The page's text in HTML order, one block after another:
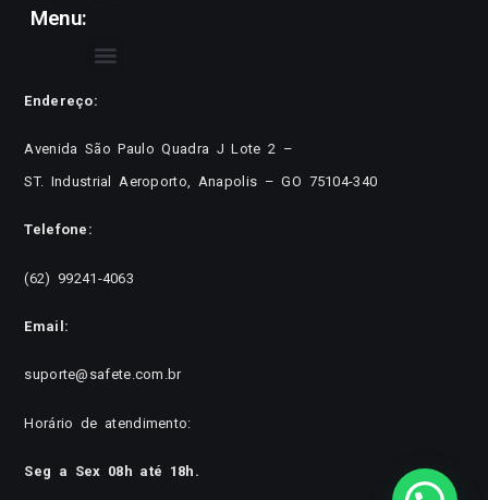
Menu:
Endereço:
Avenida São Paulo Quadra J Lote 2 –
ST. Industrial Aeroporto, Anapolis – GO 75104-340
Telefone:
(62) 99241-4063
Email:
suporte@safete.com.br
Horário de atendimento:
Seg a Sex 08h até 18h.